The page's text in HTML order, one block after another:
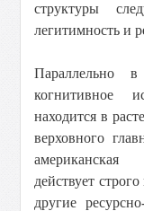
структуры
легитимность и
Параллельно
когнитивное
находится в
верховного
американская
действует
другие